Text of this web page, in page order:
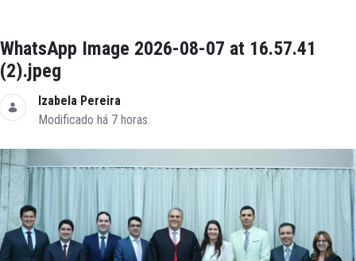
WhatsApp Image 2026-08-07 at 16.57.41
(2).jpeg
Izabela Pereira
Modificado há 7 horas.